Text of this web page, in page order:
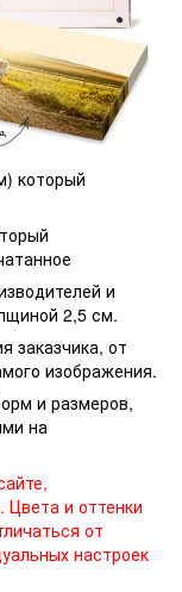
который
и
2,5 см.
заказчика, от
изображения.
и размеров,
на
Цвета и оттенки
от
настроек